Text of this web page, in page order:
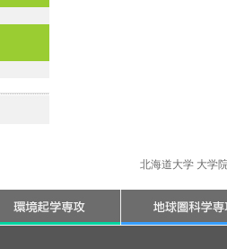
北海道大学 大学